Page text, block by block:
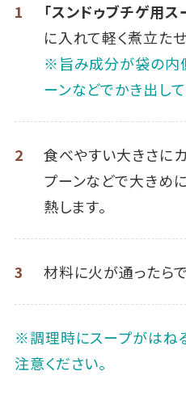
1 「スンドゥブチゲ用ス
に入れて軽く煮立たせ
※旨み成分が袋の内
ーンなどでかき出して
2
食べやすい大きさに
プーンなどで大きめ
熱します。
3 材料に火が通ったら
※調理時にスープがはね
注意ください。